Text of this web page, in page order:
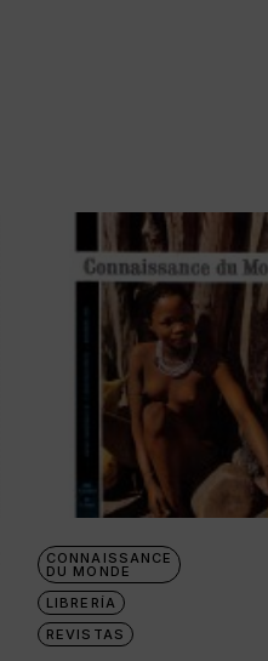
CONNAISSANCE
DU MONDE
LIBRERÍA
REVISTAS